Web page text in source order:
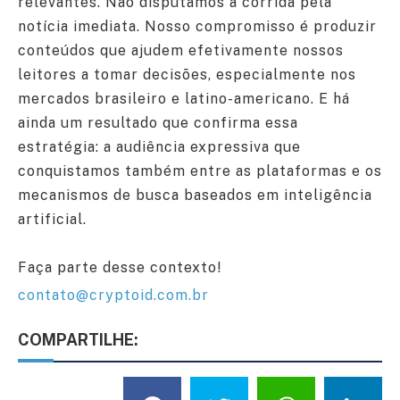
notícia imediata. Nosso compromisso é produzir
conteúdos que ajudem efetivamente nossos
leitores a tomar decisões, especialmente nos
mercados brasileiro e latino-americano. E há
ainda um resultado que confirma essa
estratégia: a audiência expressiva que
conquistamos também entre as plataformas e os
mecanismos de busca baseados em inteligência
artificial.
Faça parte desse contexto!
contato@cryptoid.com.br
COMPARTILHE: